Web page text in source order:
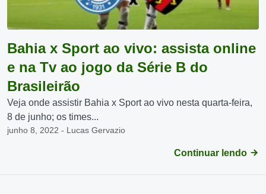
Bahia x Sport ao vivo: assista online
e na Tv ao jogo da Série B do
Brasileirão
Veja onde assistir Bahia x Sport ao vivo nesta quarta-feira,
8 de junho; os times...
junho 8, 2022 - Lucas Gervazio
Continuar lendo